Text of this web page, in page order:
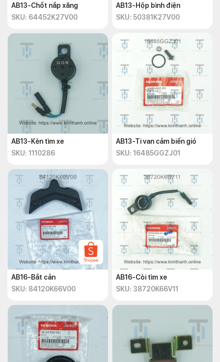
AB13-Chốt nắp xăng
SKU: 64452K27V00
AB13-Hộp bình điện
SKU: 50381K27V00
AB13-Kèn tìm xe
SKU: 1110286
AB13-Ti van cảm biến gió
SKU: 16485GGZJ01
AB16-Bắt cản
SKU: 84120K66V00
AB16-Còi tìm xe
SKU: 38720K66V11